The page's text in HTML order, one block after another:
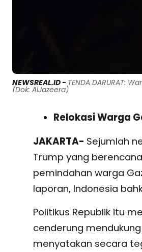
NEWSREAL.ID - TENDA DARURAT:
(Dok: AlJazeera)
Relokasi Warga
JAKARTA- Sejumlah
Trump yang
pemindahan warga
laporan, Indonesia
Politikus Republik itu
cenderung
menyatakan secara